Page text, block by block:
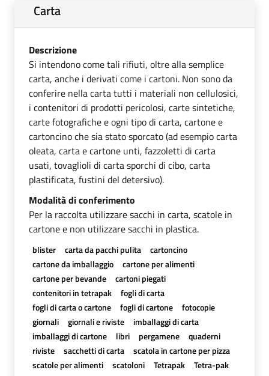
Carta
Descrizione
Si intendono come tali rifiuti, oltre alla semplice
carta, anche i derivati come i cartoni. Non sono da
conferire nella carta tutti i materiali non cellulosici,
i contenitori di prodotti pericolosi, carte sintetiche,
carte fotografiche e ogni tipo di carta, cartone e
cartoncino che sia stato sporcato (ad esempio carta
oleata, carta e cartone unti, fazzoletti di carta
usati, tovaglioli di carta sporchi di cibo, carta
plastificata, fustini del detersivo).
Modalità di conferimento
Per la raccolta utilizzare sacchi in carta, scatole in
cartone e non utilizzare sacchi in plastica.
blister carta da pacchi pulita
cartoncino
cartone da imballaggio
cartone per alimenti
cartone per bevande
cartoni piegati
contenitori in tetrapak
fogli di carta
fogli di carta o cartone
fogli di cartone
fotocopie
giornali
giornali e riviste
imballaggi di carta
imballaggi di cartone
libri pergamene
quaderni
riviste
sacchetti di carta
scatola in cartone per pizza
scatole per alimenti
scatoloni Tetrapak Tetra-pak